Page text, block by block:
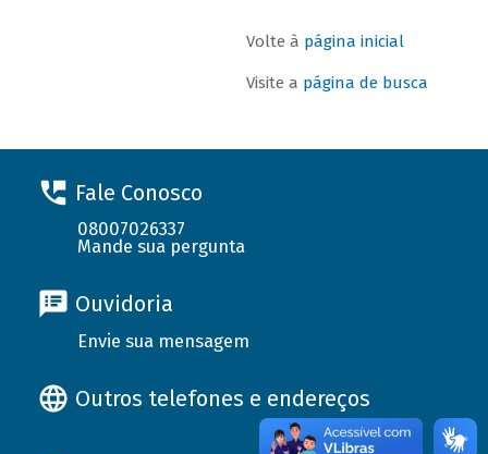
Volte à página inicial
Visite a página de busca
Fale Conosco
08007026337
Mande sua pergunta
Ouvidoria
Envie sua mensagem
Outros telefones e endereços